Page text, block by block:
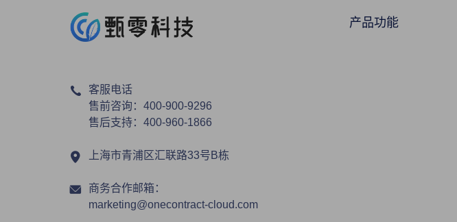
客服电话
售前咨询：400-900-9296
售后支持：400-960-1866
上海市青浦区汇联路33号B栋
商务合作邮箱：
marketing@onecontract-cloud.com
产品功能